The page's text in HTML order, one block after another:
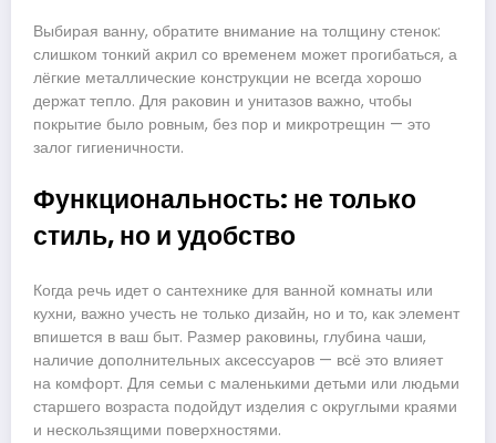
Выбирая ванну, обратите внимание на толщину стенок:
слишком тонкий акрил со временем может прогибаться, а
лёгкие металлические конструкции не всегда хорошо
держат тепло. Для раковин и унитазов важно, чтобы
покрытие было ровным, без пор и микротрещин — это
залог гигиеничности.
Функциональность: не только
стиль, но и удобство
Когда речь идет о сантехнике для ванной комнаты или
кухни, важно учесть не только дизайн, но и то, как элемент
впишется в ваш быт. Размер раковины, глубина чаши,
наличие дополнительных аксессуаров — всё это влияет
на комфорт. Для семьи с маленькими детьми или людьми
старшего возраста подойдут изделия с округлыми краями
и нескользящими поверхностями.